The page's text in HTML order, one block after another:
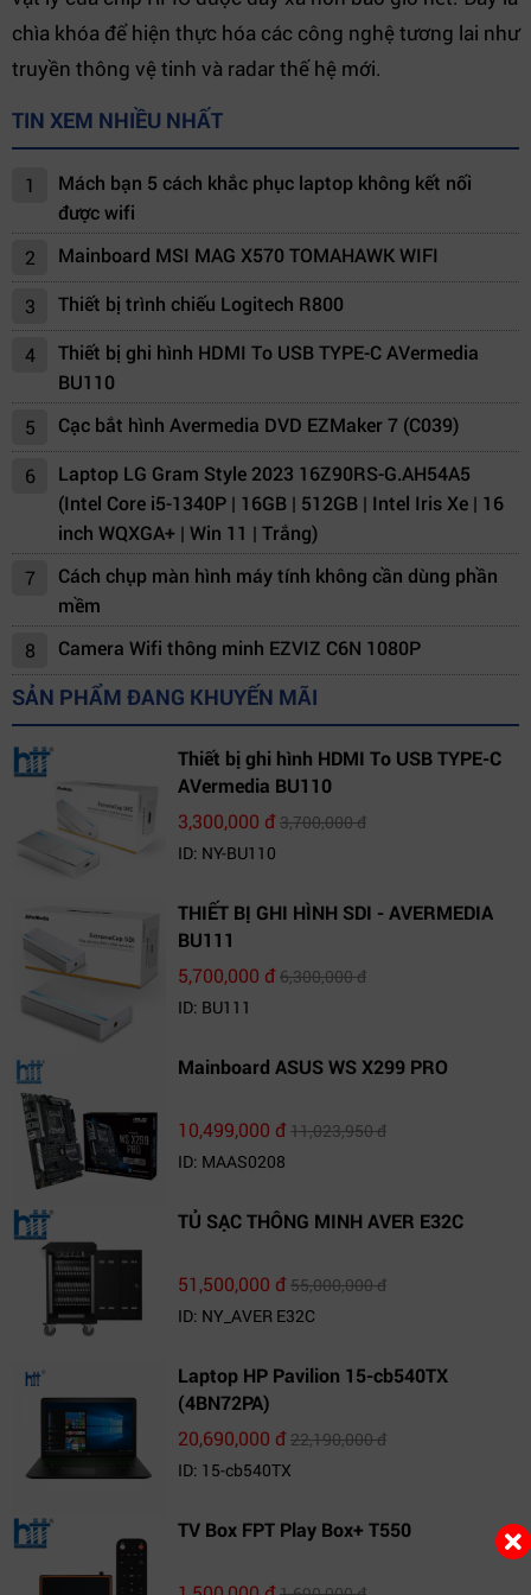
chìa khóa để hiện thực hóa các công nghệ tương lai như
truyền thông vệ tinh và radar thế hệ mới.
TIN XEM NHIỀU NHẤT
1
Mách bạn 5 cách khắc phục laptop không kết nối
được wifi
2
Mainboard MSI MAG X570 TOMAHAWK WIFI
3 Thiết bị trình chiếu Logitech R800
4
Thiết bị ghi hình HDMI To USB TYPE-C AVermedia
BU110
5
Cạc bắt hình Avermedia DVD EZMaker 7 (C039)
6
Laptop LG Gram Style 2023 16Z90RS-G.AH54A5
(Intel Core i5-1340P | 16GB | 512GB | Intel Iris Xe | 16
inch WQXGA+ | Win 11 | Trắng)
7
Cách chụp màn hình máy tính không cần dùng phần
mềm
8
Camera Wifi thông minh EZVIZ C6N 1080P
SẢN PHẨM ĐANG KHUYẾN MÃI
Thiết bị ghi hình HDMI To USB TYPE-C
AVermedia BU110
3,300,000 đ3,700,000 đ
ID: NY-BU110
THIẾT BỊ GHI HÌNH SDI - AVERMEDIA
BU111
5,700,000 đ6,300,000 đ
ID: BU111
Mainboard ASUS WS X299 PRO
10,499,000 đ11,023,950 đ
ID: MAAS0208
TỦ SẠC THÔNG MINH AVER E32C
51,500,000 đ55,000,000 đ
ID: NY_AVER E32C
Laptop HP Pavilion 15-cb540TX
(4BN72PA)
20,690,000 đ22,190,000 đ
ID: 15-cb540TX
TV Box FPT Play Box+ T550